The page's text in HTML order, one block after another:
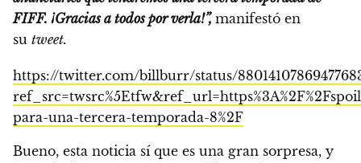
FIFF. ¡Gracias a todos por verla!”, manifestó en
su tweet.
https://twitter.com/billburr/status/
para-una-tercera-temporada-8%2F
Bueno, esta noticia sí que es una gran sorpresa, y